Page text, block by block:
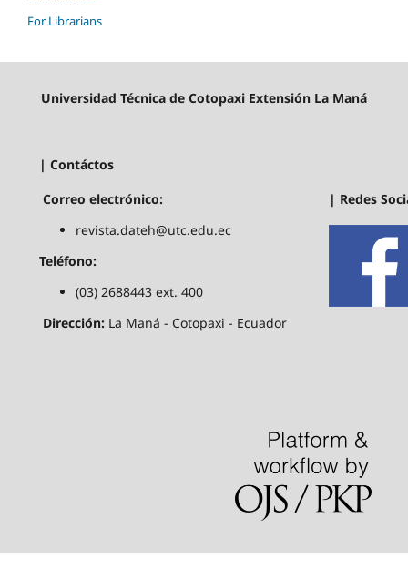
For Librarians
Universidad Técnica de Cotopaxi Extensión La Maná
| Contáctos
Correo electrónico:
revista.dateh@utc.edu.ec
Teléfono:
(03) 2688443 ext. 400
Dirección: La Maná - Cotopaxi - Ecuador
| Redes